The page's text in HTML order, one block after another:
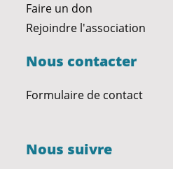
Faire un don
Rejoindre l'association
Nous contacter
Formulaire de contact
Nous suivre